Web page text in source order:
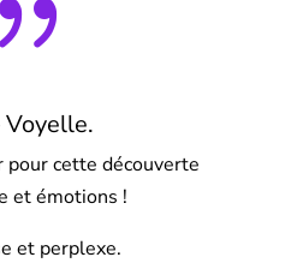
Voyelle.
pour cette découverte
et émotions !
et perplexe.